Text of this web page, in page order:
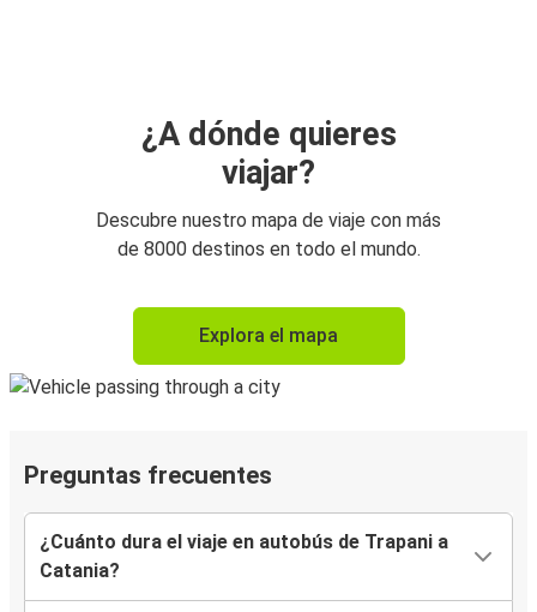
¿A dónde quieres
viajar?
Descubre nuestro mapa de viaje con más
de 8000 destinos en todo el mundo.
Explora el mapa
Preguntas frecuentes
¿Cuánto dura el viaje en autobús de Trapani a
Catania?